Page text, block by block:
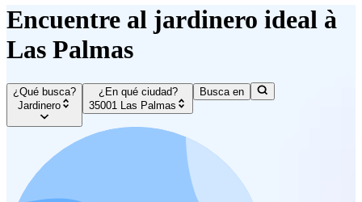
Encuentre al jardinero ideal à
Las Palmas
¿Qué busca?
Jardinero
¿En qué ciudad?
35001 Las Palmas
Busca en